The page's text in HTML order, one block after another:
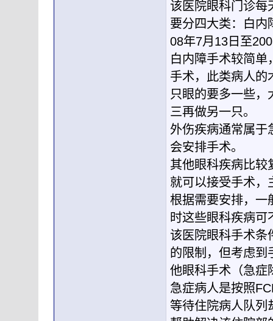
该医院眼科门诊每
要分四大类：白内
08年7月13日至
白内障手术较简
手术，此类病人的
只眼的要多一些
三再做另一只。
外伤疾病通常属于
会安排手术。
其他眼科疾病比较
就可以接受手术，
根据需要安排，一
时这些眼科疾病可
该医院眼科手术条
的限制，但考虑到
他眼科手术（急症
急症病人是按照
等待住院病人队列